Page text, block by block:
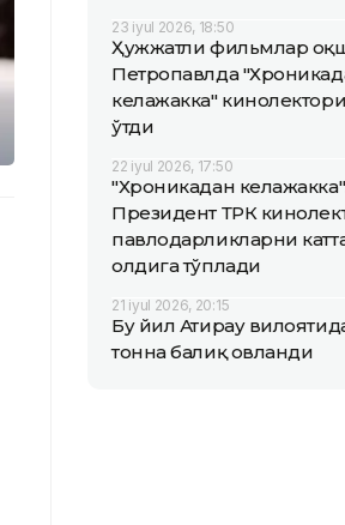
23 iyul 2026, 18:50
Ҳужжатли фильмлар
Петропавлда
келажакка"
ўтди
22 iyul 2026, 17:50
"Хроникадан
Президент ТРК
павлодарликларни
олдига тўплади
21 iyul 2026, 20:15
Бу йил Атирау
тонна балиқ овланди